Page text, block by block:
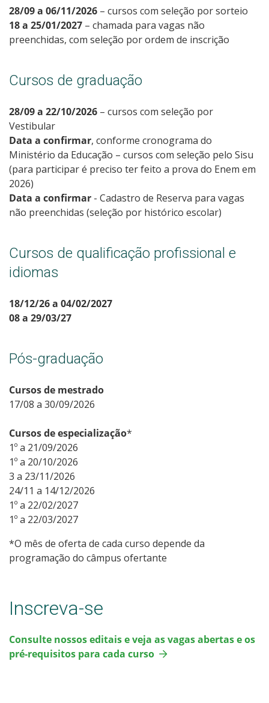
28/09 a 06/11/2026 – cursos com seleção por sorteio
18 a 25/01/2027 – chamada para vagas não
preenchidas, com seleção por ordem de inscrição
Cursos de graduação
28/09 a 22/10/2026 – cursos com seleção por
Vestibular
Data a confirmar, conforme cronograma do
Ministério da Educação – cursos com seleção pelo Sisu
(para participar é preciso ter feito a prova do Enem em
2026)
Data a confirmar - Cadastro de Reserva para vagas
não preenchidas (seleção por histórico escolar)
Cursos de qualificação profissional e
idiomas
18/12/26 a 04/02/2027
08 a 29/03/27
Pós-graduação
Cursos de mestrado
17/08 a 30/09/2026
Cursos de especialização*
1º a 21/09/2026
1º a 20/10/2026
3 a 23/11/2026
24/11 a 14/12/2026
1º a 22/02/2027
1º a 22/03/2027
*O mês de oferta de cada curso depende da
programação do câmpus ofertante
Inscreva-se
Consulte nossos editais e veja as vagas abertas e os
pré-requisitos para cada curso